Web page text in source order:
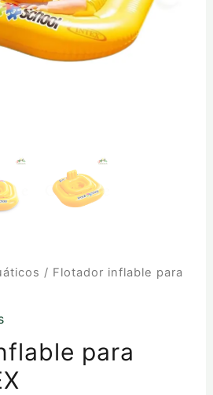
/ Flotador inflable para
para